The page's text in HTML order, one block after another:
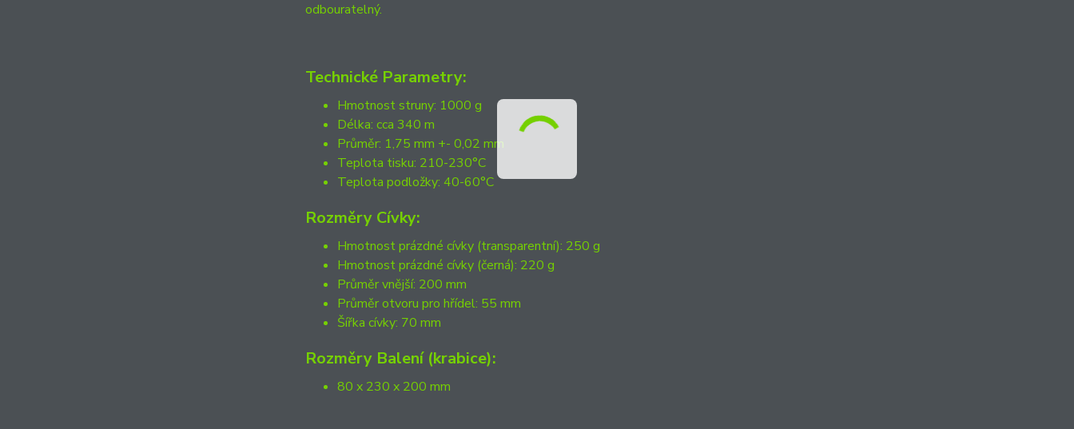
odbouratelný.
Technické Parametry:
Hmotnost struny: 1000 g
Délka: cca 340 m
Průměr: 1,75 mm +- 0,02 mm
Teplota tisku: 210-230°C
Teplota podložky: 40-60°C
Rozměry Cívky:
Hmotnost prázdné cívky (transparentní): 250 g
Hmotnost prázdné cívky (černá): 220 g
Průměr vnější: 200 mm
Průměr otvoru pro hřídel: 55 mm
Šířka cívky: 70 mm
Rozměry Balení (krabice):
80 x 230 x 200 mm